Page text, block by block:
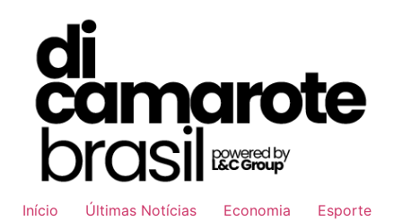
conteúdo
Início Últimas Notícias Economia
Esporte